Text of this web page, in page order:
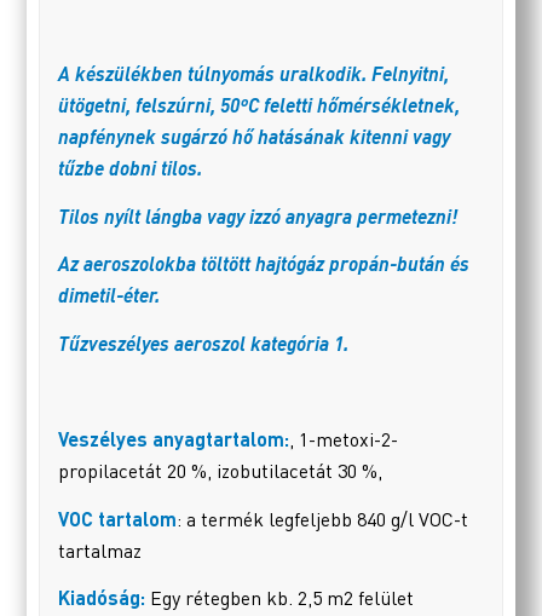
A készülékben túlnyomás uralkodik. Felnyitni,
ütögetni, felszúrni, 50ºC feletti hőmérsékletnek,
napfénynek sugárzó hő hatásának kitenni vagy
tűzbe dobni tilos.
Tilos nyílt lángba vagy izzó anyagra permetezni!
Az aeroszolokba töltött hajtógáz propán-bután és
dimetil-éter.
Tűzveszélyes aeroszol kategória 1.
Veszélyes anyagtartalom:, 1-metoxi-2-
propilacetát 20 %, izobutilacetát 30 %,
VOC tartalom: a termék legfeljebb 840 g/l VOC-t
tartalmaz
Kiadóság: Egy rétegben kb. 2,5 m2 felület